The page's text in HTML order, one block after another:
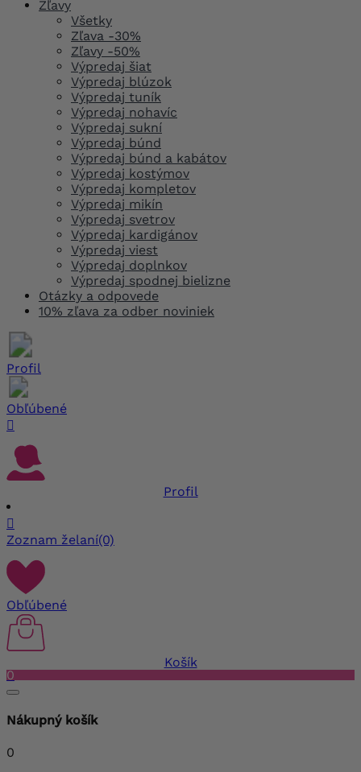
Zľavy
Všetky
Zľava -30%
Zľavy -50%
Výpredaj šiat
Výpredaj blúzok
Výpredaj tuník
Výpredaj nohavíc
Výpredaj sukní
Výpredaj búnd
Výpredaj búnd a kabátov
Výpredaj kostýmov
Výpredaj kompletov
Výpredaj mikín
Výpredaj svetrov
Výpredaj kardigánov
Výpredaj viest
Výpredaj doplnkov
Výpredaj spodnej bielizne
Otázky a odpovede
10% zľava za odber noviniek
Profil
Obľúbené

Profil

Zoznam želaní(0)
Obľúbené
Košík
0
Nákupný košík
0